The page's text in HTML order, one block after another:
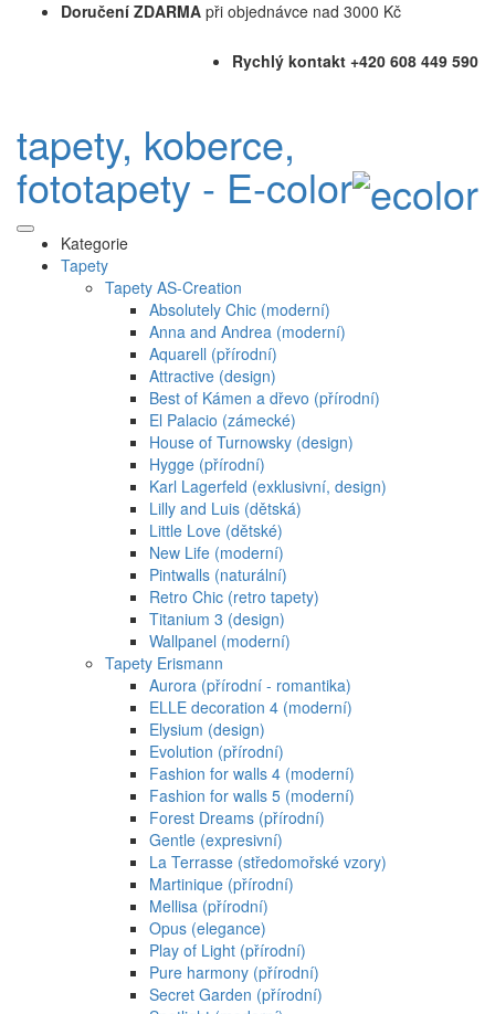
Doručení ZDARMA při objednávce nad 3000 Kč
Rychlý kontakt +420 608 449 590
tapety, koberce,
fototapety - E-color
Kategorie
Tapety
Tapety AS-Creation
Absolutely Chic (moderní)
Anna and Andrea (moderní)
Aquarell (přírodní)
Attractive (design)
Best of Kámen a dřevo (přírodní)
El Palacio (zámecké)
House of Turnowsky (design)
Hygge (přírodní)
Karl Lagerfeld (exklusivní, design)
Lilly and Luis (dětská)
Little Love (dětské)
New Life (moderní)
Pintwalls (naturální)
Retro Chic (retro tapety)
Titanium 3 (design)
Wallpanel (moderní)
Tapety Erismann
Aurora (přírodní - romantika)
ELLE decoration 4 (moderní)
Elysium (design)
Evolution (přírodní)
Fashion for walls 4 (moderní)
Fashion for walls 5 (moderní)
Forest Dreams (přírodní)
Gentle (expresivní)
La Terrasse (středomořské vzory)
Martinique (přírodní)
Mellisa (přírodní)
Opus (elegance)
Play of Light (přírodní)
Pure harmony (přírodní)
Secret Garden (přírodní)